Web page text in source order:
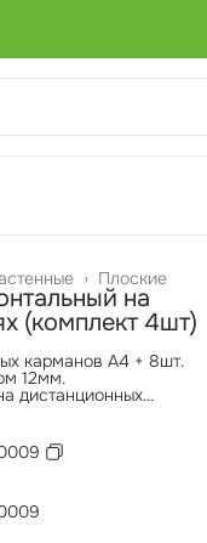
Плоские
›
на
(комплект 4шт)
карманов А4 + 8шт.
12мм.
дистанционных
и
других местах,
внешнего вида.
четкой видимостью и
позволяет
ваше время и